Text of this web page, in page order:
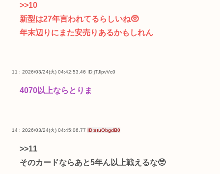
>>10
新型は27年言われてるらしいね🥺
年末辺りにまた安売りあるかもしれん
11 : 2026/03/24(火) 04:42:53.46 ID:jTJlpvVc0
4070以上ならとりま
14 : 2026/03/24(火) 04:45:06.77 ID:stuObgdB0
>>11
そのカードならあと5年ん以上戦えるな🥺